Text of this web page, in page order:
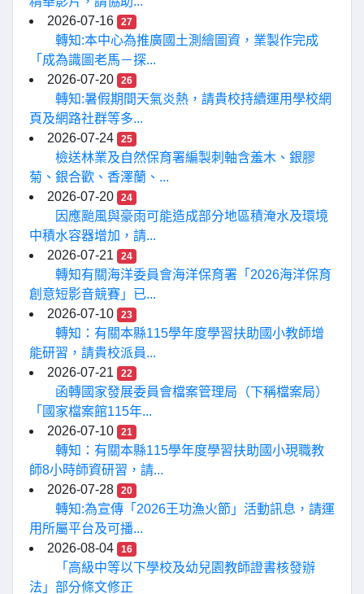
2026-07-16
27
轉知:本中心為推廣國土測繪圖資，業製作完成
「成為識圖老馬－探...
2026-07-20
26
轉知:暑假期間天氣炎熱，請貴校持續運用學校網
頁及網路社群等多...
2026-07-24
25
檢送林業及自然保育署編製刺軸含羞木、銀膠
菊、銀合歡、香澤蘭、...
2026-07-20
24
因應颱風與豪雨可能造成部分地區積淹水及環境
中積水容器增加，請...
2026-07-21
24
轉知有關海洋委員會海洋保育署「2026海洋保育
創意短影音競賽」已...
2026-07-10
23
轉知：有關本縣115學年度學習扶助國小教師增
能研習，請貴校派員...
2026-07-21
22
函轉國家發展委員會檔案管理局（下稱檔案局）
「國家檔案館115年...
2026-07-10
21
轉知：有關本縣115學年度學習扶助國小現職教
師8小時師資研習，請...
2026-07-28
20
轉知:為宣傳「2026王功漁火節」活動訊息，請運
用所屬平台及可播...
2026-08-04
16
「高級中等以下學校及幼兒園教師證書核發辦
法」部分條文修正